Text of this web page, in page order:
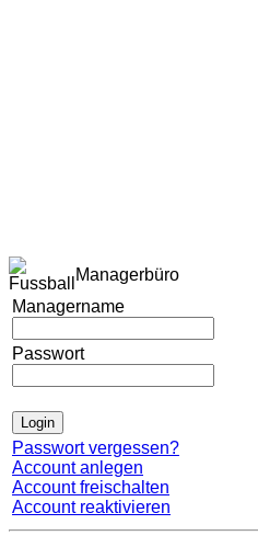
Managerbüro
Managername
Passwort
Passwort vergessen?
Account anlegen
Account freischalten
Account reaktivieren